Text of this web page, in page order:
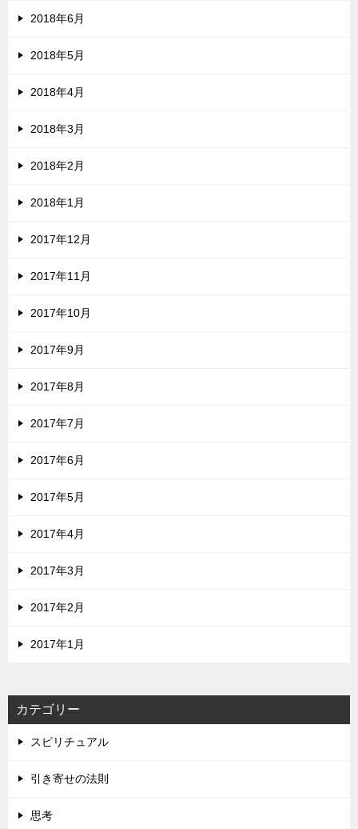
2018年6月
2018年5月
2018年4月
2018年3月
2018年2月
2018年1月
2017年12月
2017年11月
2017年10月
2017年9月
2017年8月
2017年7月
2017年6月
2017年5月
2017年4月
2017年3月
2017年2月
2017年1月
カテゴリー
スピリチュアル
引き寄せの法則
思考